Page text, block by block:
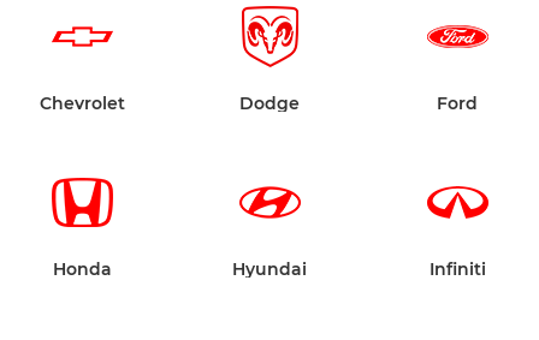
Chevrolet Dodge Ford
Honda Hyundai Infiniti